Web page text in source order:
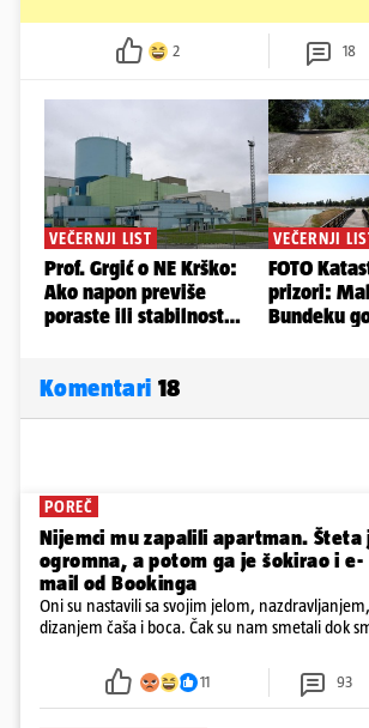
2 18
Komentari 18
POREČ
Nijemci mu zapalili apartman. Šteta
ogromna, a potom ga je šokirao i e-
mail od Bookinga
Oni su nastavili sa svojim jelom, nazdravljanjem,
dizanjem čaša i boca. Čak su nam smetali dok
požar, rekao je vlasnik
11 93